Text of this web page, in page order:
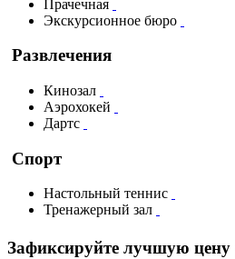
Прачечная
Экскурсионное бюро
Развлечения
Кинозал
Аэрохокей
Дартс
Спорт
Настольный теннис
Тренажерный зал
Зафиксируйте лучшую